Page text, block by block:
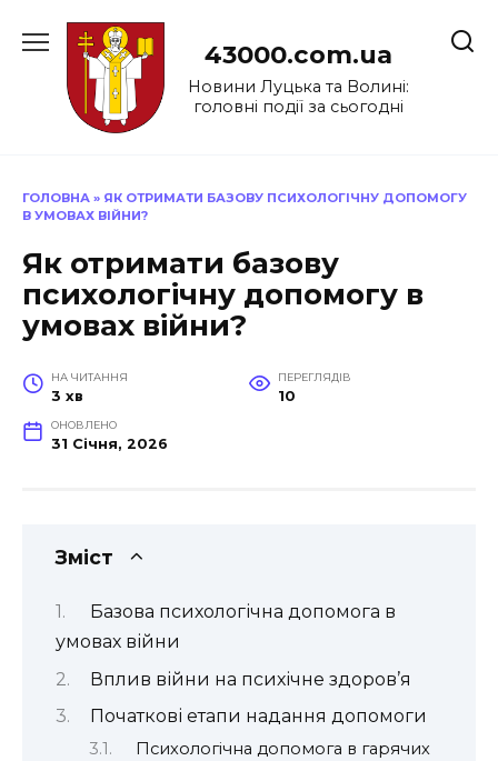
до
43000.com.ua
Новини Луцька та Волині:
головні події за сьогодні
ГОЛОВНА » ЯК ОТРИМАТИ БАЗОВУ ПСИХОЛОГІЧНУ ДОПОМОГУ
В УМОВАХ ВІЙНИ?
Як отримати базову
психологічну допомогу в
умовах війни?
НА ЧИТАННЯ
3 хв
ПЕРЕГЛЯДІВ
10
ОНОВЛЕНО
31 Січня, 2026
Зміст
Базова психологічна допомога в
умовах війни
Вплив війни на психічне здоров’я
Початкові етапи надання допомоги
Психологічна допомога в гарячих